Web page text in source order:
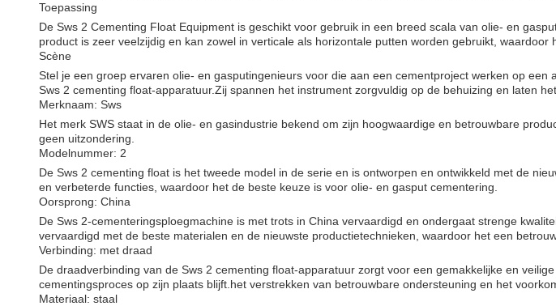
Toepassing
De Sws 2 Cementing Float Equipment is geschikt voor gebruik in een breed scala van olie- en
product is zeer veelzijdig en kan zowel in verticale als horizontale putten worden gebruikt, waardoor
Scène
Stel je een groep ervaren olie- en gasputingenieurs voor die aan een cementproject werken op
Sws 2 cementing float-apparatuur.Zij spannen het instrument zorgvuldig op de behuizing en laten
Merknaam: Sws
Het merk SWS staat in de olie- en gasindustrie bekend om zijn hoogwaardige en betrouwbare
geen uitzondering.
Modelnummer: 2
De Sws 2 cementing float is het tweede model in de serie en is ontworpen en ontwikkeld met de
en verbeterde functies, waardoor het de beste keuze is voor olie- en gasput cementering.
Oorsprong: China
De Sws 2-cementeringsploegmachine is met trots in China vervaardigd en ondergaat strenge
vervaardigd met de beste materialen en de nieuwste productietechnieken, waardoor het een
Verbinding: met draad
De draadverbinding van de Sws 2 cementing float-apparatuur zorgt voor een gemakkelijke en
cementingsproces op zijn plaats blijft.het verstrekken van betrouwbare ondersteuning en het
Materiaal: staal